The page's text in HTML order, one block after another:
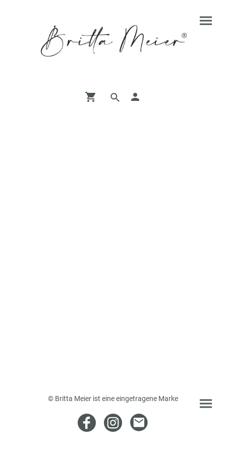
© Britta Meier ist eine eingetragene Marke